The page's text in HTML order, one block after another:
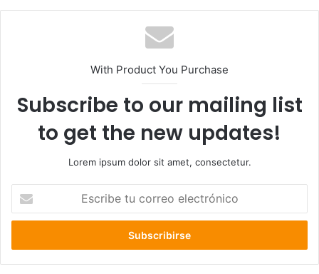
With Product You Purchase
Subscribe to our mailing list
to get the new updates!
Lorem ipsum dolor sit amet, consectetur.
correo